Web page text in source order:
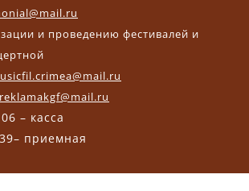
и проведению фестивалей и
reklamakgf@mail.ru
– касса
приемная